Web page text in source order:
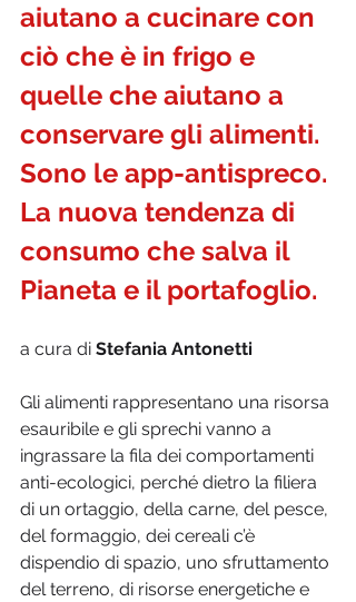
aiutano a cucinare con
ciò che è in frigo e
quelle che aiutano a
conservare gli alimenti.
Sono le app-antispreco.
La nuova tendenza di
consumo che salva il
Pianeta e il portafoglio.
a cura di Stefania Antonetti
Gli alimenti rappresentano una risorsa
esauribile e gli sprechi vanno a
ingrassare la fila dei comportamenti
anti-ecologici, perché dietro la filiera
di un ortaggio, della carne, del pesce,
del formaggio, dei cereali c’è
dispendio di spazio, uno sfruttamento
del terreno, di risorse energetiche e